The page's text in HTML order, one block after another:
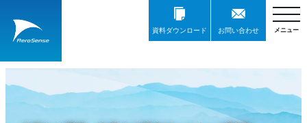
$(document).ready(function() { $('.js-close-button').on('click',
function() { $(this).closest('.closable-box').fadeOut(); }); });
資料ダウンロード お問い合わせ